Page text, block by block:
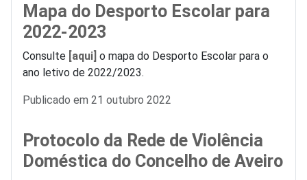
Mapa do Desporto Escolar para
2022-2023
Consulte [aqui] o mapa do Desporto Escolar para o
ano letivo de 2022/2023.
Detalhes
Publicado em 21 outubro 2022
Protocolo da Rede de Violência
Doméstica do Concelho de Aveiro